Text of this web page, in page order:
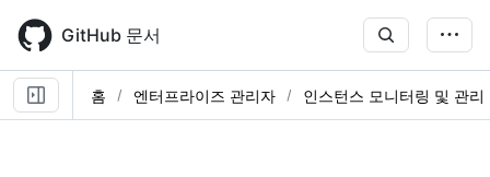
main
content
GitHub 문서
홈 엔터프라이즈 관리자 인스턴스 모니터링 및 관리